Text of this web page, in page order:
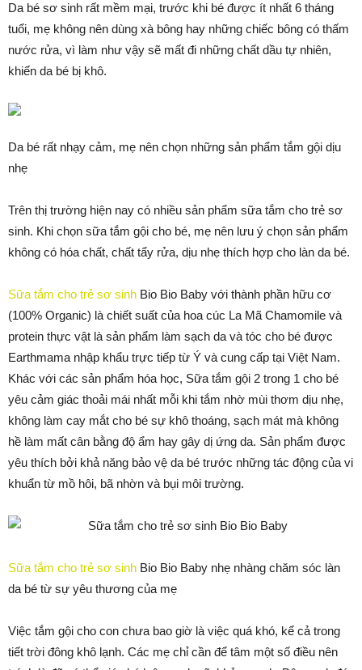
Da bé sơ sinh rất mềm mại, trước khi bé được ít nhất 6 tháng
tuổi, mẹ không nên dùng xà bông hay những chiếc bông có thấm
nước rửa, vì làm như vậy sẽ mất đi những chất dầu tự nhiên,
khiến da bé bị khô.
Da bé rất nhạy cảm, mẹ nên chọn những sản phẩm tắm gội dịu
nhẹ
Trên thị trường hiện nay có nhiều sản phẩm sữa tắm cho trẻ sơ
sinh. Khi chọn sữa tắm gội cho bé, mẹ nên lưu ý chọn sản phẩm
không có hóa chất, chất tẩy rửa, dịu nhẹ thích hợp cho làn da bé.
Sữa tắm cho trẻ sơ sinh Bio Bio Baby với thành phần hữu cơ
(100% Organic) là chiết suất của hoa cúc La Mã Chamomile và
protein thực vật là sản phẩm làm sạch da và tóc cho bé được
Earthmama nhập khẩu trực tiếp từ Ý và cung cấp tại Việt Nam.
Khác với các sản phẩm hóa học, Sữa tắm gội 2 trong 1 cho bé
yêu cảm giác thoải mái nhất mỗi khi tắm nhờ mùi thơm dịu nhẹ,
không làm cay mắt cho bé sự khô thoáng, sạch mát mà không
hề làm mất cân bằng độ ẩm hay gây dị ứng da. Sản phẩm được
yêu thích bởi khả năng bảo vệ da bé trước những tác động của vi
khuẩn từ mồ hôi, bã nhờn và bụi môi trường.
Sữa tắm cho trẻ sơ sinh Bio Bio Baby nhẹ nhàng chăm sóc làn
da bé từ sự yêu thương của mẹ
Việc tắm gội cho con chưa bao giờ là việc quá khó, kể cả trong
tiết trời đông khô lạnh. Các mẹ chỉ cần để tâm một số điều nên